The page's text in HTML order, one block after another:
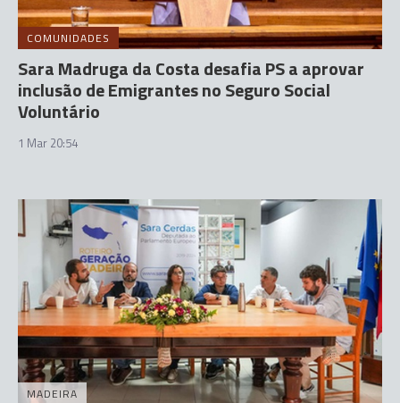
COMUNIDADES
Sara Madruga da Costa desafia PS a aprovar
inclusão de Emigrantes no Seguro Social
Voluntário
1 Mar 20:54
MADEIRA